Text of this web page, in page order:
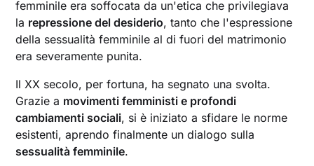
femminile era soffocata da un'etica che privilegiava
la repressione del desiderio, tanto che l'espressione
della sessualità femminile al di fuori del matrimonio
era severamente punita.
Il XX secolo, per fortuna, ha segnato una svolta.
Grazie a movimenti femministi e profondi
cambiamenti sociali, si è iniziato a sfidare le norme
esistenti, aprendo finalmente un dialogo sulla
sessualità femminile.